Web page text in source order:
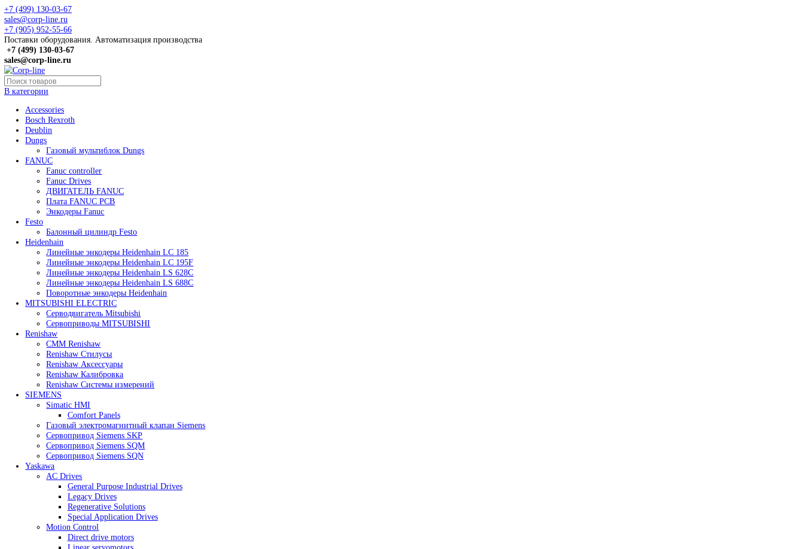
+7 (499) 130-03-67
sales@corp-line.ru
+7 (905) 952-55-66
Поставки оборудования. Автоматизация производства
+7 (499)130-03-67
sales@corp-line.ru
Accessories
Bosch Rexroth
Deublin
Dungs
Газовый мультиблок Dungs
FANUC
Fanuc controller
Fanuc Drives
ДВИГАТЕЛЬ FANUC
Плата FANUC PCB
Энкодеры Fanuc
Festo
Балонный цилиндр Festo
Heidenhain
Линейные энкодеры Heidenhain LC 185
Линейные энкодеры Heidenhain LC 195F
Линейные энкодеры Heidenhain LS 628C
Линейные энкодеры Heidenhain LS 688C
Поворотные энкодеры Heidenhain
MITSUBISHI ELECTRIC
Серводвигатель Mitsubishi
Сервоприводы MITSUBISHI
Renishaw
CMM Renishaw
Renishaw Cтилусы
Renishaw Аксессуары
Renishaw Калибровка
Renishaw Системы измерений
SIEMENS
Simatic HMI
Газовый электромагнитный клапан Siemens
Сервопривод Siemens SKP
Сервопривод Siemens SQM
Сервопривод Siemens SQN
Yaskawa
AC Drives